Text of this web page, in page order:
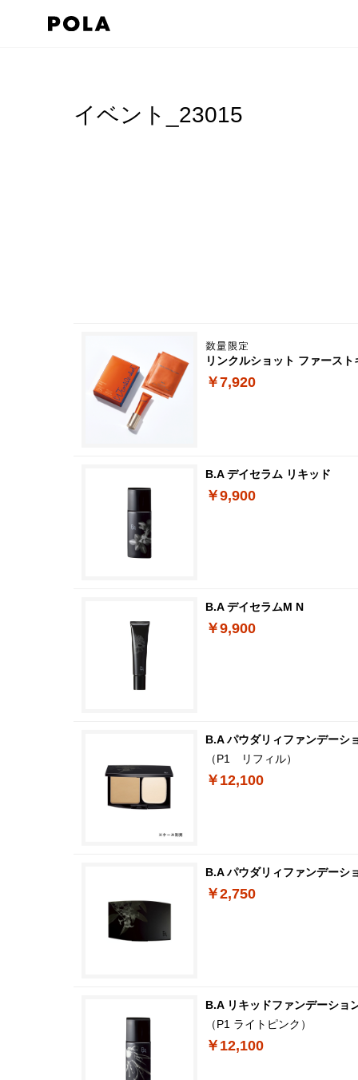
イベント_23015
リンクルショット ファースト
￥7,920
B.A デイセラム リキッド
￥9,900
B.A デイセラムM N
￥9,900
B.A パウダリィファンデー
（P1 リフィル）
￥12,100
B.A パウダリィファンデーシ
￥2,750
B.A リキッドファンデーショ
（P1 ライトピンク）
￥12,100